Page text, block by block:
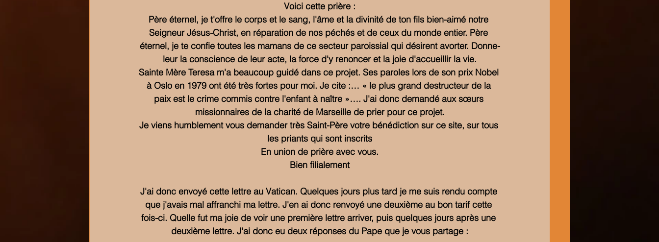
Voici cette prière :
Père éternel, je t'offre le corps et le sang, l'âme et la divinité de ton fils bien-aimé notre
Seigneur Jésus-Christ, en réparation de nos péchés et de ceux du monde entier. Père
éternel, je te confie toutes les mamans de ce secteur paroissial qui désirent avorter. Donne-
leur la conscience de leur acte, la force d'y renoncer et la joie d'accueillir la vie.
Sainte Mère Teresa m'a beaucoup guidé dans ce projet. Ses paroles lors de son prix Nobel
à Oslo en 1979 ont été très fortes pour moi. Je cite :… « le plus grand destructeur de la
paix est le crime commis contre l'enfant à naître »…. J'ai donc demandé aux sœurs
missionnaires de la charité de Marseille de prier pour ce projet.
Je viens humblement vous demander très Saint-Père votre bénédiction sur ce site, sur tous
les priants qui sont inscrits
En union de prière avec vous.
Bien filialement
J'ai donc envoyé cette lettre au Vatican. Quelques jours plus tard je me suis rendu compte
que j'avais mal affranchi ma lettre. J'en ai donc renvoyé une deuxième au bon tarif cette
fois-ci. Quelle fut ma joie de voir une première lettre arriver, puis quelques jours après une
deuxième lettre. J'ai donc eu deux réponses du Pape que je vous partage :